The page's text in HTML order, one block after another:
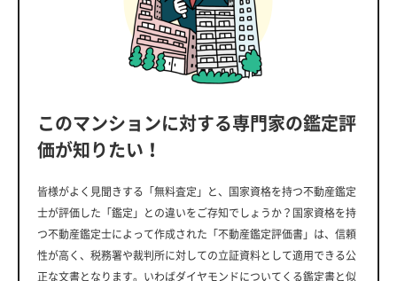
このマンションに対する専門家の鑑定評
価が知りたい！
皆様がよく見聞きする「無料査定」と、国家資格を持つ不動産鑑定
士が評価した「鑑定」との違いをご存知でしょうか？国家資格を持
つ不動産鑑定士によって作成された「不動産鑑定評価書」は、信頼
性が高く、税務署や裁判所に対しての立証資料として適用できる公
正な文書となります。いわばダイヤモンドについてくる鑑定書と似